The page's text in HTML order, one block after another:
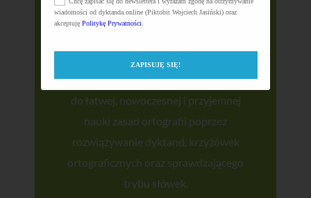
dyktanda.online – to rewolucyjna apka
do łatwej, nowoczesnej i przyjemnej
nauki zasad ortografii poprzez
rozwiązywanie dyktand, krzyżówek
ortograficznych oraz sprawdzającego
trybu słówek.
wiadomości od dyktanda.online (Piktobit Wojciech Jasiński) oraz
akceptuję Politykę Prywatności
ZAPISUJĘ SIĘ!